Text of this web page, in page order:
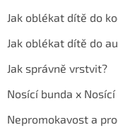
Jak oblékat dítě do
Jak oblékat dítě do
Jak správně vrstvit?
Nosící bunda x
Nepromokavost a